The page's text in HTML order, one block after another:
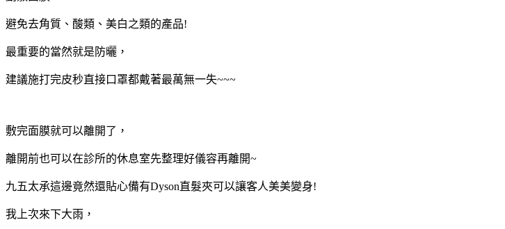
避免去角質、酸類、美白之類的產品!
最重要的當然就是防曬，
建議施打完皮秒直接口罩都戴著最萬無一失~~~
敷完面膜就可以離開了，
離開前也可以在診所的休息室先整理好儀容再離開~
九五太承這邊竟然還貼心備有Dyson直髮夾可以讓客人美美變身!
我上次來下大雨，